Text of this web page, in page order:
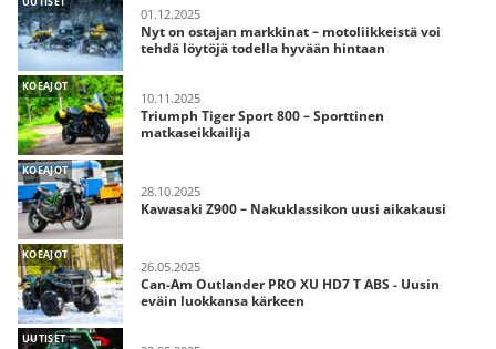
01.12.2025
Nyt on ostajan markkinat – motoliikkeistä voi
tehdä löytöjä todella hyvään hintaan
KOEAJOT
10.11.2025
Triumph Tiger Sport 800 – Sporttinen
matkaseikkailija
KOEAJOT
28.10.2025
Kawasaki Z900 – Nakuklassikon uusi aikakausi
KOEAJOT
26.05.2025
Can-Am Outlander PRO XU HD7 T ABS - Uusin
eväin luokkansa kärkeen
UUTISET